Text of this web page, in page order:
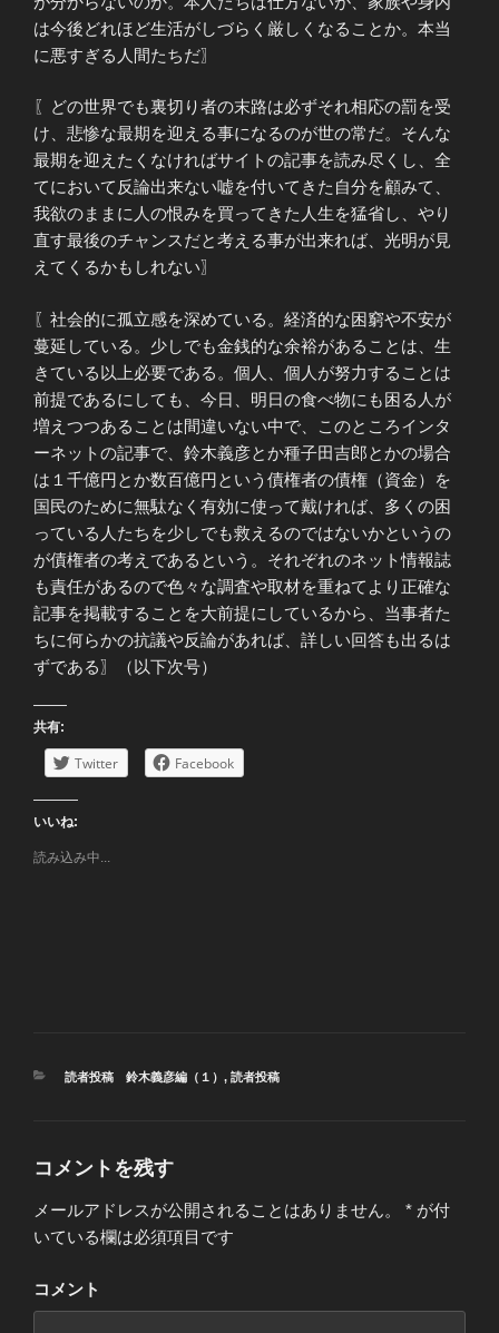
は今後どれほど生活がしづらく厳しくなることか。本当
に悪すぎる人間たちだ〗
〖どの世界でも裏切り者の末路は必ずそれ相応の罰を受
け、悲惨な最期を迎える事になるのが世の常だ。そんな
最期を迎えたくなければサイトの記事を読み尽くし、全
てにおいて反論出来ない嘘を付いてきた自分を顧みて、
我欲のままに人の恨みを買ってきた人生を猛省し、やり
直す最後のチャンスだと考える事が出来れば、光明が見
えてくるかもしれない〗
〖社会的に孤立感を深めている。経済的な困窮や不安が
蔓延している。少しでも金銭的な余裕があることは、生
きている以上必要である。個人、個人が努力することは
前提であるにしても、今日、明日の食べ物にも困る人が
増えつつあることは間違いない中で、このところインタ
ーネットの記事で、鈴木義彦とか種子田吉郎とかの場合
は１千億円とか数百億円という債権者の債権（資金）を
国民のために無駄なく有効に使って戴ければ、多くの困
っている人たちを少しでも救えるのではないかというの
が債権者の考えであるという。それぞれのネット情報誌
も責任があるので色々な調査や取材を重ねてより正確な
記事を掲載することを大前提にしているから、当事者た
ちに何らかの抗議や反論があれば、詳しい回答も出るは
ずである〗（以下次号）
共有:
Twitter Facebook
いいね:
読み込み中...
カ
読者投稿 鈴木義彦編（１） , 読者投稿
コメントを残す
メールアドレスが公開されることはありません。 * が付
いている欄は必須項目です
コメント